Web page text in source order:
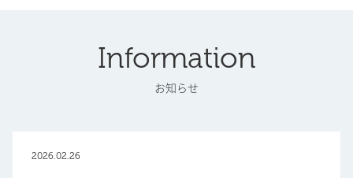
Information
お知らせ
2026.02.26